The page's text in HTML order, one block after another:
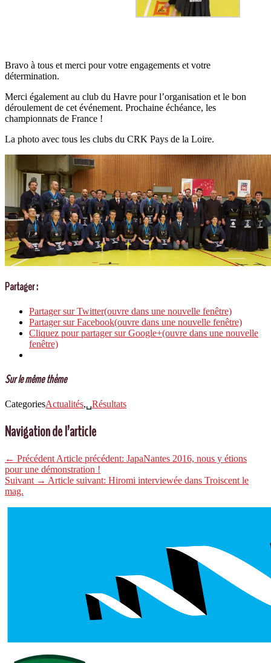
Bravo à tous et merci pour votre engagements et votre
détermination.
Merci également au club du Havre pour l’organisation et le bon
déroulement de cet événement. Prochaine échéance, les
championnats de France !
La photo avec tous les clubs du CRK Pays de la Loire.
Partager :
Partager sur Twitter(ouvre dans une nouvelle fenêtre)
Partager sur Facebook(ouvre dans une nouvelle fenêtre)
Cliquez pour partager sur Google+(ouvre dans une nouvelle
fenêtre)
Sur le même thème
CategoriesActualités,␣Résultats
Navigation de l’article
← Précédent Article précédent: JapaNantes 2016, nous y étions
pour une démonstration !
Suivant → Article suivant: Hiromi interviewée dans Troiscent le
mag.